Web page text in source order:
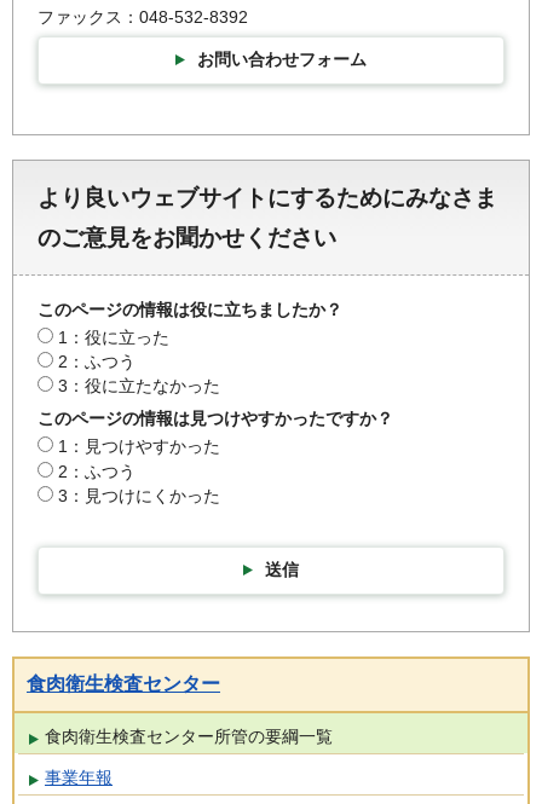
ファックス：048-532-8392
お問い合わせフォーム
より良いウェブサイトにするためにみなさま
のご意見をお聞かせください
このページの情報は役に立ちましたか？
1：役に立った
2：ふつう
3：役に立たなかった
このページの情報は見つけやすかったですか？
1：見つけやすかった
2：ふつう
3：見つけにくかった
送信
食肉衛生検査センター
食肉衛生検査センター所管の要綱一覧
事業年報